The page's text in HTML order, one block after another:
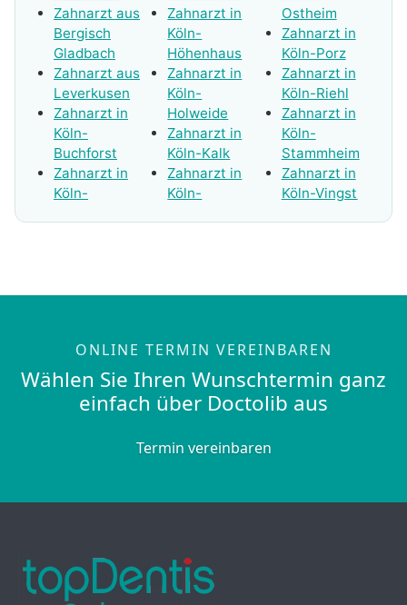
Zahnarzt aus
Bergisch
Gladbach
Zahnarzt aus
Leverkusen
Zahnarzt in
Köln-
Buchforst
Zahnarzt in
Köln-
Zahnarzt in
Köln-
Höhenhaus
Zahnarzt in
Köln-
Holweide
Zahnarzt in
Köln-Kalk
Zahnarzt in
Köln-
Ostheim
Zahnarzt in
Köln-Porz
Zahnarzt in
Köln-Riehl
Zahnarzt in
Köln-
Stammheim
Zahnarzt in
Köln-Vingst
ONLINE TERMIN VEREINBAREN
Wählen Sie Ihren Wunschtermin ganz
einfach über Doctolib aus
Termin vereinbaren